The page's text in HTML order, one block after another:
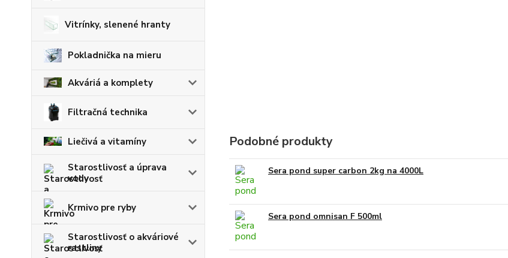
Vitrínky, slenené hranty
Pokladnička na mieru
Akváriá a komplety
Filtračná technika
Liečivá a vitamíny
Starostlivosť a úprava
vody
Krmivo pre ryby
Starostlivosť o akváriové
rastliny
Podobné produkty
Sera pond super carbon 2kg na 4000L
Sera pond omnisan F 500ml